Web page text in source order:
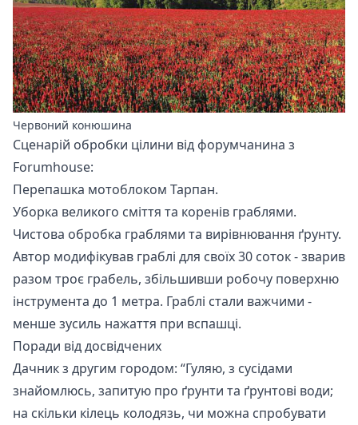
Червоний конюшина
Сценарій обробки цілини від форумчанина з
Forumhouse:
Перепашка мотоблоком Тарпан.
Уборка великого сміття та коренів граблями.
Чистова обробка граблями та вирівнювання ґрунту.
Автор модифікував граблі для своїх 30 соток - зварив
разом троє грабель, збільшивши робочу поверхню
інструмента до 1 метра. Граблі стали важчими -
менше зусиль нажаття при вспашці.
Поради від досвідчених
Дачник з другим городом: “Гуляю, з сусідами
знайомлюсь, запитую про ґрунти та ґрунтові води;
на скільки кілець колодязь, чи можна спробувати